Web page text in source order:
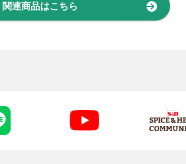
関連商品はこちら